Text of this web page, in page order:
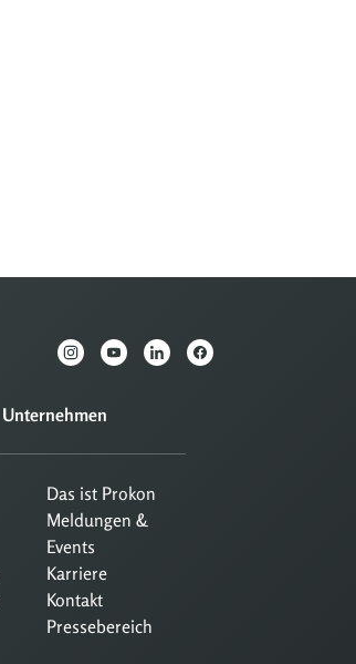
Unternehmen
Das ist Prokon
Meldungen &
Events
Karriere
Kontakt
Pressebereich